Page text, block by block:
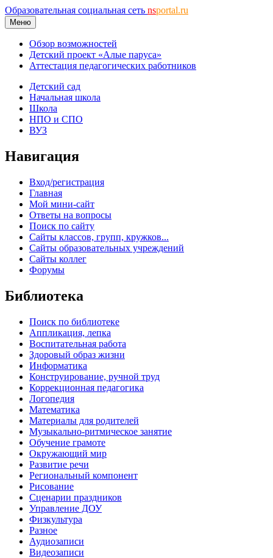
Образовательная социальная сеть nsportal.ru
Меню
Обзор возможностей
Детский проект «Алые паруса»
Аттестация педагогических работников
Детский сад
Начальная школа
Школа
НПО и СПО
ВУЗ
Навигация
Вход/регистрация
Главная
Мой мини-сайт
Ответы на вопросы
Поиск по сайту
Сайты классов, групп, кружков...
Сайты образовательных учреждений
Сайты коллег
Форумы
Библиотека
Поиск по библиотеке
Аппликация, лепка
Воспитательная работа
Здоровый образ жизни
Информатика
Конструирование, ручной труд
Коррекционная педагогика
Логопедия
Математика
Материалы для родителей
Музыкально-ритмическое занятие
Обучение грамоте
Окружающий мир
Развитие речи
Региональный компонент
Рисование
Сценарии праздников
Управление ДОУ
Физкультура
Разное
Аудиозаписи
Видеозаписи